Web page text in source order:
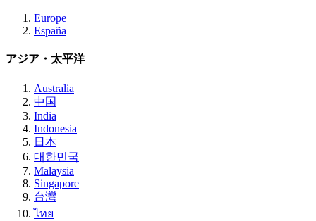
Europe
España
アジア・太平洋
Australia
中国
India
Indonesia
日本
대한민국
Malaysia
Singapore
台灣
ไทย